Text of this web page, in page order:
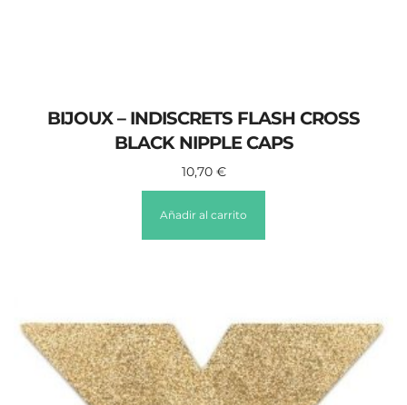
BIJOUX – INDISCRETS FLASH CROSS
BLACK NIPPLE CAPS
10,70 €
Añadir al carrito